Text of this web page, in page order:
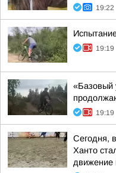
19:22
19:19
«Базовый
19:19
Сегодня,
Ханто
движение